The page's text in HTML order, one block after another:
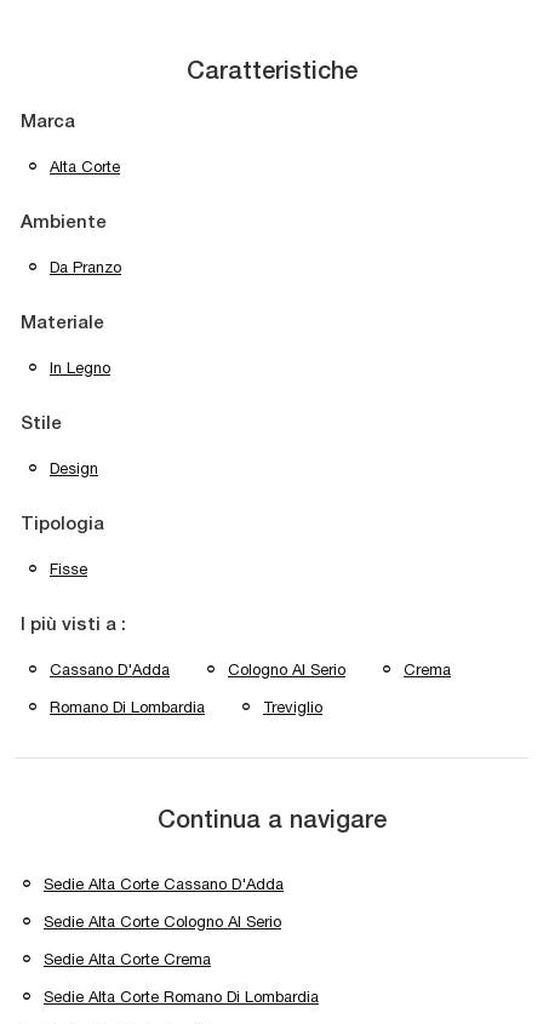
Caratteristiche
Marca
Alta Corte
Ambiente
Da Pranzo
Materiale
In Legno
Stile
Design
Tipologia
Fisse
I più visti a :
Cassano D'Adda Cologno Al Serio Crema
Romano Di Lombardia Treviglio
Continua a navigare
Sedie Alta Corte Cassano D'Adda
Sedie Alta Corte Cologno Al Serio
Sedie Alta Corte Crema
Sedie Alta Corte Romano Di Lombardia